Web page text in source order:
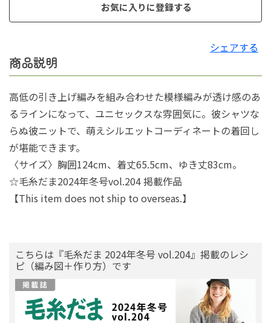
お気に入りに登録する
シェアする
商品説明
高低の引き上げ編みを組み合わせた模様編みが透け感のあ
るラインになって、ユニセックスな雰囲気に。彼シャツな
らぬ彼ニットで、萌えシルエットコーディネートの着回し
が堪能できます。
〈サイズ〉胸囲124cm、着丈65.5cm、ゆき丈83cm。
☆毛糸だま2024年冬号vol.204 掲載作品
【This item does not ship to overseas.】
こちらは『毛糸だま 2024年冬号 vol.204』掲載のレシ
ピ（編み図＋作り方）です